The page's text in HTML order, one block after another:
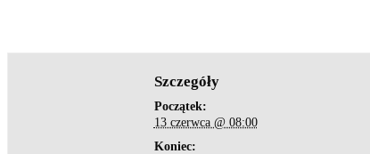
Szczegóły
Początek:
13 czerwca @ 08:00
Koniec: